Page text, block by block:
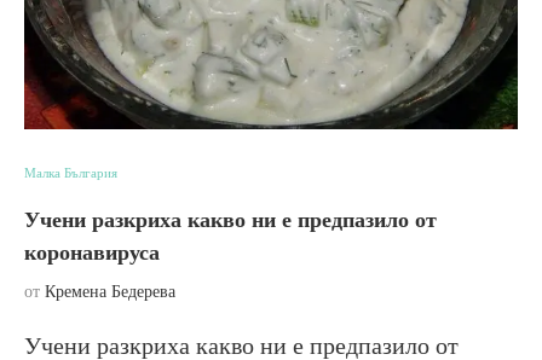
Малка България
Учени разкриха какво ни е предпазило от
коронавируса
от Кремена Бедерева
Учени разкриха какво ни е предпазило от